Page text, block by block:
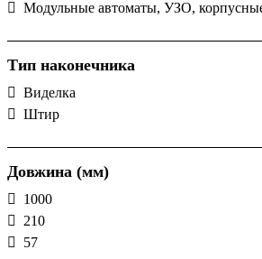
Модульные автоматы, УЗО,
Тип наконечника
Виделка
Штир
Довжина (мм)
1000
210
57